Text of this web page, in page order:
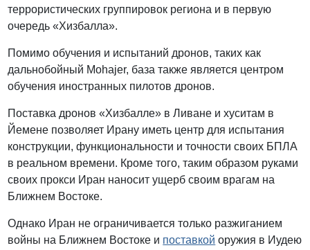
террористических группировок региона и в первую
очередь «Хизбалла».
Помимо обучения и испытаний дронов, таких как
дальнобойный Mohajer, база также является центром
обучения иностранных пилотов дронов.
Поставка дронов «Хизбалле» в Ливане и хуситам в
Йемене позволяет Ирану иметь центр для испытания
конструкции, функциональности и точности своих БПЛА
в реальном времени. Кроме того, таким образом руками
своих прокси Иран наносит ущерб своим врагам на
Ближнем Востоке.
Однако Иран не ограничивается только разжиганием
войны на Ближнем Востоке и поставкой оружия в Иудею